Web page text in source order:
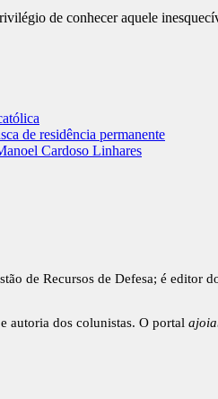
de conhecer aquele
de residência permanente
Cardoso Linhares
de Recursos de Defesa; é editor
autoria dos colunistas. O portal